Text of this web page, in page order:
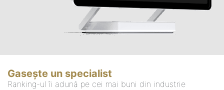
Gasește un specialist
Ranking-ul îi adună pe cei mai buni din industrie